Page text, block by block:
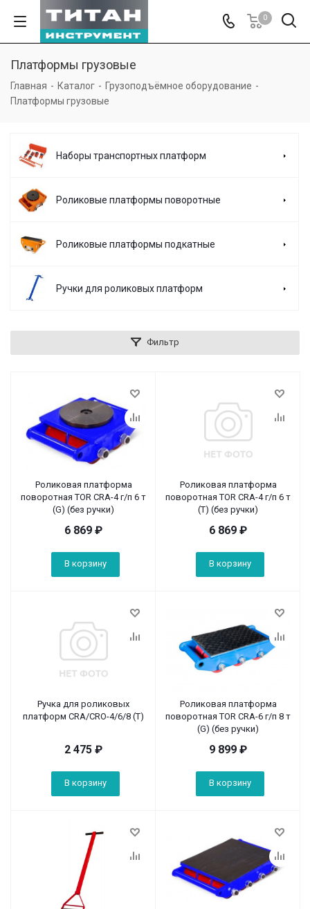
0
Платформы грузовые
Главная - Каталог - Грузоподъёмное оборудование -
Платформы грузовые
Наборы транспортных платформ
Роликовые платформы поворотные
Роликовые платформы подкатные
Ручки для роликовых платформ
Фильтр
Роликовая платформа
поворотная TOR CRA-4 г/п 6 т
(G) (без ручки)
6 869 ₽
В корзину
Роликовая платформа
поворотная TOR CRA-4 г/п 6 т
(T) (без ручки)
6 869 ₽
В корзину
Ручка для роликовых
платформ CRA/CRO-4/6/8 (T)
2 475 ₽
В корзину
Роликовая платформа
поворотная TOR CRA-6 г/п 8 т
(G) (без ручки)
9 899 ₽
В корзину